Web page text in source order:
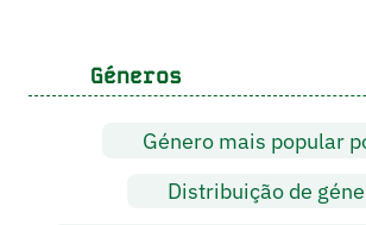
Géneros
Género mais popular
Distribuição de